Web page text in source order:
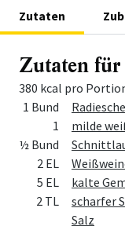
Zutaten
Zutaten für
380 kcal pro
MengeZutat
1 Bund
1
milde
½ Bund
2 EL
5 EL
kalte
2 TL
scharfer
Salz